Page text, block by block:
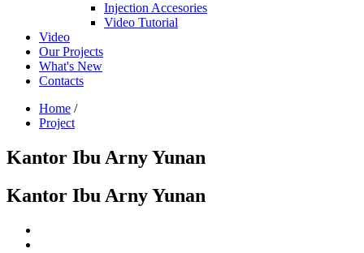
Injection Accesories
Video Tutorial
Video
Our Projects
What's New
Contacts
Home /
Project
Kantor Ibu Arny Yunan
Kantor Ibu Arny Yunan